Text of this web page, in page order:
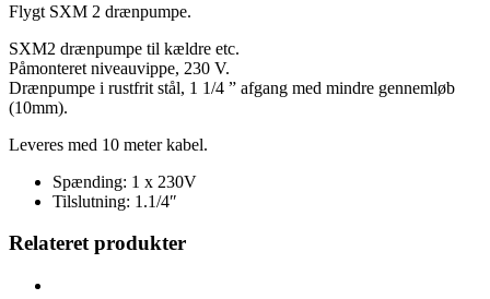
Flygt SXM 2 drænpumpe.
SXM2 drænpumpe til kældre etc.
Påmonteret niveauvippe, 230 V.
Drænpumpe i rustfrit stål, 1 1/4 ” afgang med mindre gennemløb
(10mm).
Leveres med 10 meter kabel.
Spænding: 1 x 230V
Tilslutning: 1.1/4″
Relateret produkter